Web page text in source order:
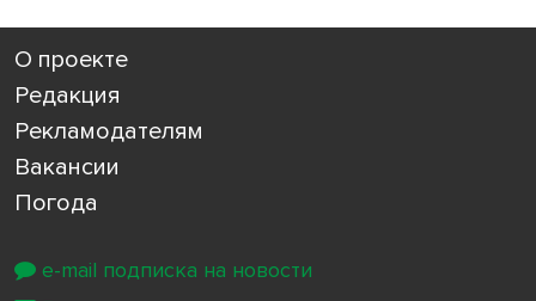
О проекте
Редакция
Рекламодателям
Вакансии
Погода
e-mail подписка на новости